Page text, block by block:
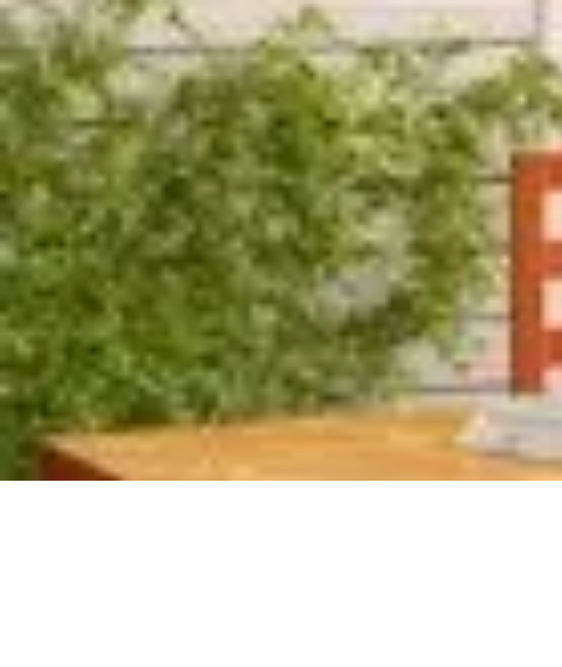
Restauration Meubles Anciens
Conseils et AstucesTechniques de RestaurationConseils de Restauration
Restauration Meubles Anciens